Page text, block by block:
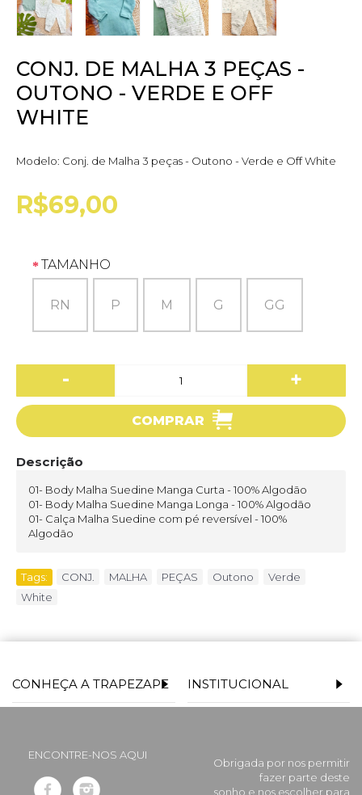
CONJ. DE MALHA 3 PEÇAS -
OUTONO - VERDE E OFF
WHITE
Modelo: Conj. de Malha 3 peças - Outono - Verde e Off White
R$69,00
TAMANHO
RN P M G GG
- +
COMPRAR
Descrição
01- Body Malha Suedine Manga Curta - 100% Algodão
01- Body Malha Suedine Manga Longa - 100% Algodão
01- Calça Malha Suedine com pé reversível - 100%
Algodão
Tags: CONJ. MALHA PEÇAS Outono Verde
White
CONHEÇA A TRAPEZAPE INSTITUCIONAL
ENCONTRE-NOS AQUI
Obrigada por nos permitir
fazer parte deste
sonho e nos escolher para